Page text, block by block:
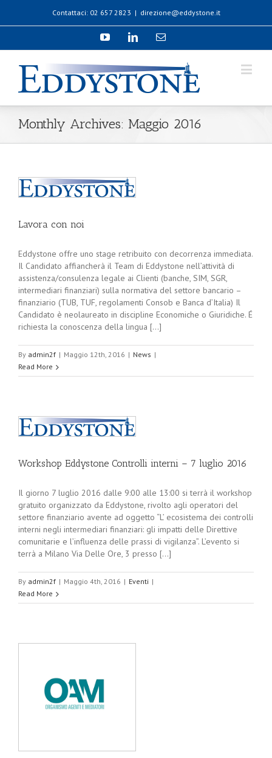
Contattaci: 02 657 2823 | direzione@eddystone.it
Monthly Archives: Maggio 2016
Lavora con noi
Eddystone offre uno stage retribuito con decorrenza immediata.
Il Candidato affiancherà il Team di Eddystone nell’attività di
assistenza/consulenza legale ai Clienti (banche, SIM, SGR,
intermediari finanziari) sulla normativa del settore bancario –
finanziario (TUB, TUF, regolamenti Consob e Banca d’Italia) Il
Candidato è neolaureato in discipline Economiche o Giuridiche. É
richiesta la conoscenza della lingua [...]
By admin2f | Maggio 12th, 2016 | News |
Read More
Workshop Eddystone Controlli interni – 7 luglio 2016
Il giorno 7 luglio 2016 dalle 9:00 alle 13:00 si terrà il workshop
gratuito organizzato da Eddystone, rivolto agli operatori del
settore finanziario avente ad oggetto “L’ ecosistema dei controlli
interni negli intermediari finanziari: gli impatti delle Direttive
comunitarie e l’influenza delle prassi di vigilanza”. L’evento si
terrà a Milano Via Delle Ore, 3 presso [...]
By admin2f | Maggio 4th, 2016 | Eventi |
Read More